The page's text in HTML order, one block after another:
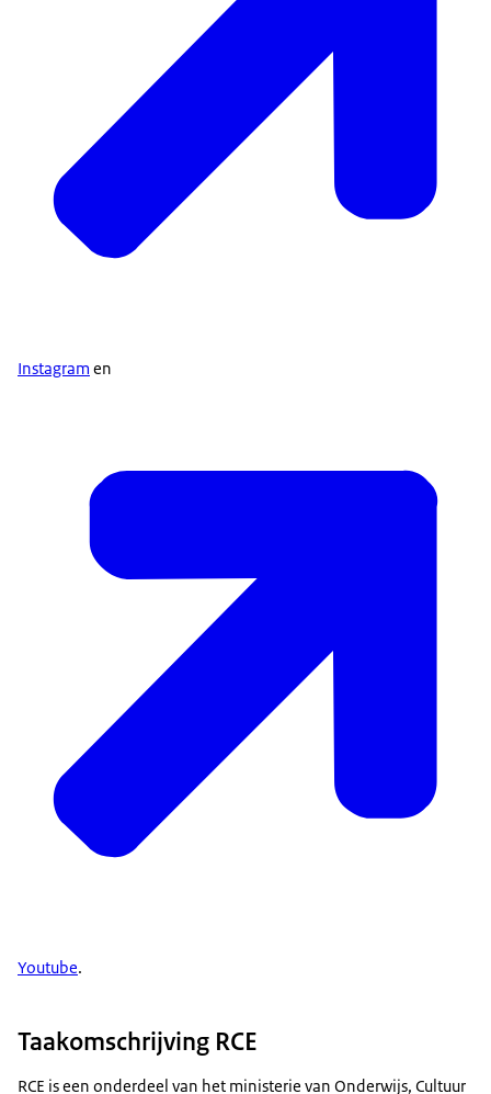
Instagram en
Youtube.
Taakomschrijving RCE
RCE is een onderdeel van het ministerie van Onderwijs, Cultuur